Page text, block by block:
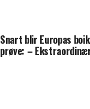
Snart blir Europas
prøve: –